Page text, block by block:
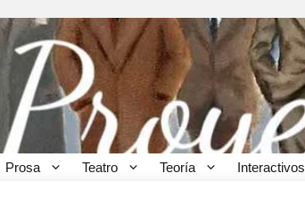
Prosa Teatro Teoría Interactivos